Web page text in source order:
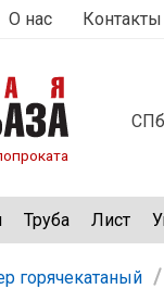
О нас Контакты
Труба Лист
горячекатаный